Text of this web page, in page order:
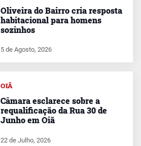
Oliveira do Bairro cria resposta
habitacional para homens
sozinhos
5 de Agosto, 2026
OIÃ
Câmara esclarece sobre a
requalificação da Rua 30 de
Junho em Oiã
22 de Julho, 2026